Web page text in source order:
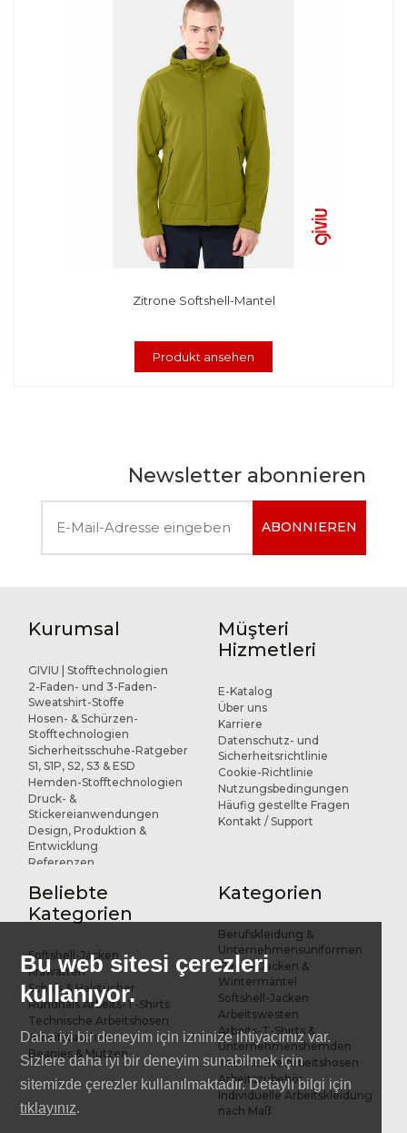
Zitrone Softshell-Mantel
Produkt ansehen
Newsletter abonnieren
ABONNIEREN
Kurumsal
GIVIU | Stofftechnologien
2-Faden- und 3-Faden-
Sweatshirt-Stoffe
Hosen- & Schürzen-
Stofftechnologien
Sicherheitsschuhe-Ratgeber
S1, S1P, S2, S3 & ESD
Hemden-Stofftechnologien
Druck- &
Stickereianwendungen
Design, Produktion &
Entwicklung
Referenzen
Müşteri
Hizmetleri
E-Katalog
Über uns
Karriere
Datenschutz- und
Sicherheitsrichtlinie
Cookie-Richtlinie
Nutzungsbedingungen
Häufig gestellte Fragen
Kontakt / Support
Beliebte
Kategorien
Softshell-Jacken
Krawatten
Schals & Halstücher
Rundhals Arbeits-T-Shirts
Technische Arbeitshosen
Arbeitstaschen
Beanies & Mützen
Kategorien
Berufskleidung &
Unternehmensuniformen
Fleece-Jacken &
Wintermäntel
Softshell-Jacken
Arbeitswesten
Arbeits-T-Shirts &
Unternehmenshemden
Technische Arbeitshosen
Arbeitszubehör
Individuelle Arbeitskleidung
nach Maß
Bu web sitesi çerezleri
kullanıyor.
Daha iyi bir deneyim için izninize ihtiyacımız var.
Sizlere daha iyi bir deneyim sunabilmek için
sitemizde çerezler kullanılmaktadır. Detaylı bilgi için
tıklayınız.